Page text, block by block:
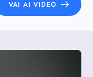
VAI AI VIDEO